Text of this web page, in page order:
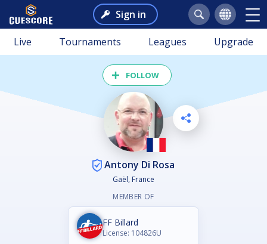
Sign in
Live Tournaments Leagues Upgrade
FOLLOW
Antony Di Rosa
Gaël, France
MEMBER OF
FF Billard
License: 104826U